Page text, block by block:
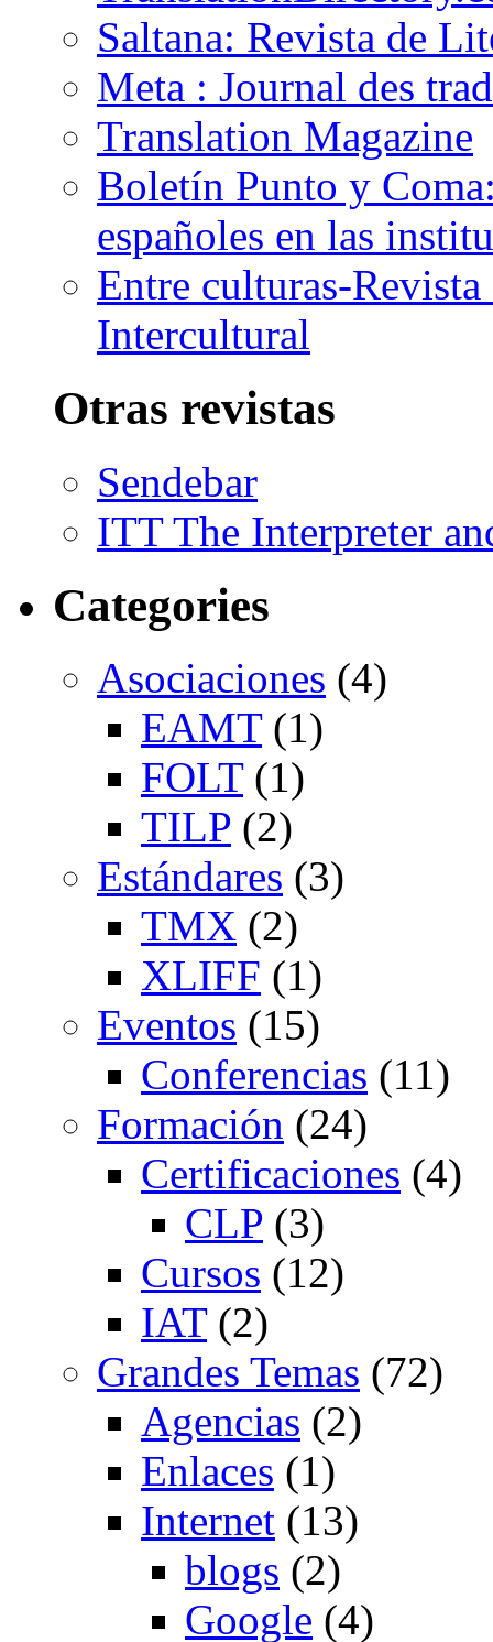
Saltana: Revista de
Meta : Journal des
Translation Magazine
Boletín Punto y
españoles en las
Entre culturas-
Intercultural
Otras revistas
Sendebar
ITT The Interpreter
Categories
Asociaciones (4)
EAMT(1)
FOLT(1)
TILP (2)
Estándares (3)
TMX (2)
XLIFF (1)
Eventos (15)
Conferencias (11)
Formación (24)
Certificaciones (4)
CLP (3)
Cursos (12)
IAT(2)
Grandes Temas (72)
Agencias (2)
Enlaces (1)
Internet (13)
blogs (2)
Google (4)